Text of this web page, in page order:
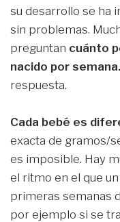
su desarrollo se ha
sin problemas.
preguntan cuánto
nacido por semana.
respuesta.
Cada bebé es
exacta de gramos/
es imposible. Hay
el ritmo en el que
primeras semanas
por ejemplo si se